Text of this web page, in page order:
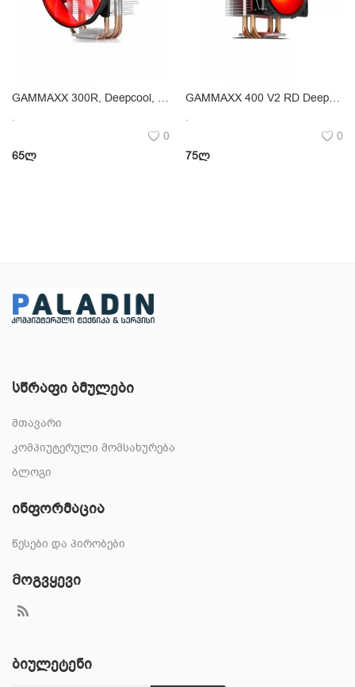
GAMMAXX 300R, Deepcool, Universal CPU Cooler1.8W, 120X251156,1155,1366,775,FM1,AM2,AM3
.
0
65ლ
GAMMAXX 400 V2 RD Deepcool, Universal CPU Cooler 130w, LGA1200,1151,1155,1366,775,FM1,AM2
.
0
75ლ
სწრაფი ბმულები
მთავარი
კომპიუტერული მომსახურება
ბლოგი
ინფორმაცია
წესები და პირობები
Მოგვყევი
ბიულეტენი